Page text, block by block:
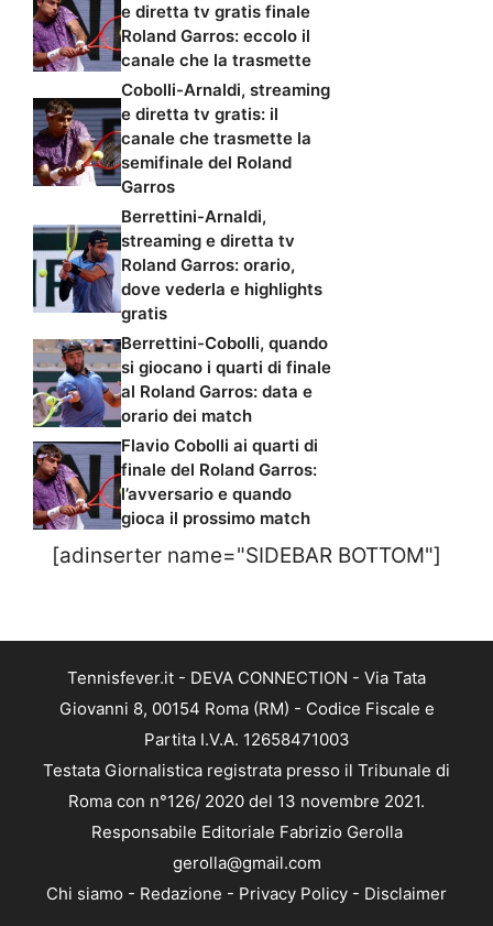
e diretta tv gratis finale
Roland Garros: eccolo il
canale che la trasmette
Cobolli-Arnaldi, streaming
e diretta tv gratis: il
canale che trasmette la
semifinale del Roland
Garros
Berrettini-Arnaldi,
streaming e diretta tv
Roland Garros: orario,
dove vederla e highlights
gratis
Berrettini-Cobolli, quando
si giocano i quarti di finale
al Roland Garros: data e
orario dei match
Flavio Cobolli ai quarti di
finale del Roland Garros:
l’avversario e quando
gioca il prossimo match
[adinserter name="SIDEBAR BOTTOM"]
Tennisfever.it - DEVA CONNECTION - Via Tata
Giovanni 8, 00154 Roma (RM) - Codice Fiscale e
Partita I.V.A. 12658471003
Testata Giornalistica registrata presso il Tribunale di
Roma con n°126/ 2020 del 13 novembre 2021.
Responsabile Editoriale Fabrizio Gerolla
gerolla@gmail.com
Chi siamo - Redazione - Privacy Policy - Disclaimer